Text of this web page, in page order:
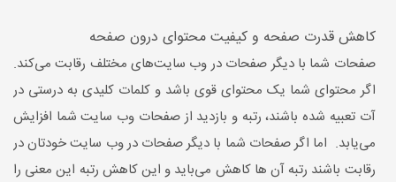
کاهش قدرت صفحه و کیفیت محتوای درون صفحه
صفحات شما با دیگر صفحات در وب‌ سایت‌های مختلف رقابت می‌کند.
اگر محتوای شما یک محتوای قوی باشد و کلمات کلیدی به درستی در
آت تعبیه شده باشند، رتبه و بازدید از صفحات وب سایت شما افزایش
می‌یابد. اما اگر صفحات شما با دیگر صفحات در وب سایت خودتان در
رقابت باشند رتبه آن ها کاهش می‌باید و این کاهش رتبه این معنی را